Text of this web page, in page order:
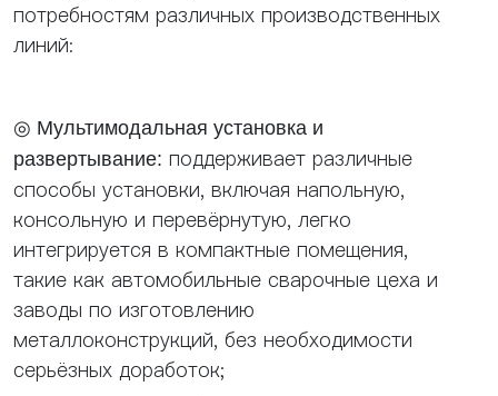
потребностям различных производственных
линий:
◎ Мультимодальная установка и
развертывание: поддерживает различные
способы установки, включая напольную,
консольную и перевёрнутую, легко
интегрируется в компактные помещения,
такие как автомобильные сварочные цеха и
заводы по изготовлению
металлоконструкций, без необходимости
серьёзных доработок;